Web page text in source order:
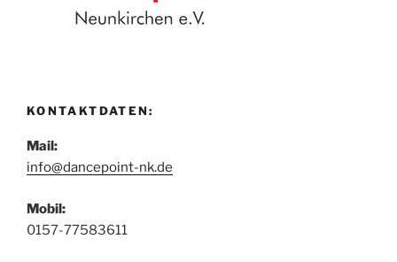
KONTAKTDATEN:
Mail:
info@dancepoint-nk.de
Mobil:
0157-77583611